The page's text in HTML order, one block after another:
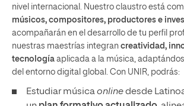
nivel internacional. Nuestro claustro está
músicos, compositores, productores e
acompañarán en el desarrollo de tu perfil
nuestras maestrías integran creatividad,
tecnología aplicada a la música,
del entorno digital global. Con UNIR, podrás:
Estudiar músicaonlinedesde